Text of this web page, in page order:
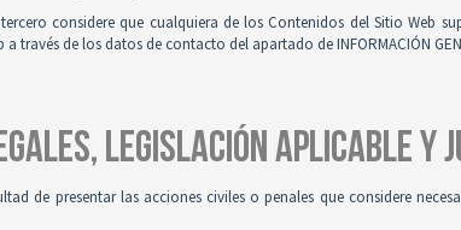
considere que cualquiera de los Contenidos del Sitio
través de los datos de contacto del apartado de INFORMACIÓN
LEGISLACIÓN APLICABLE Y
de presentar las acciones civiles o penales que considere